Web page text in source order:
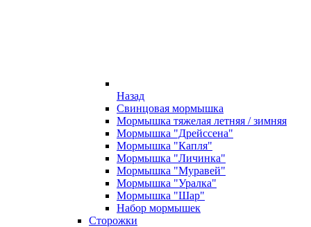
Назад
Свинцовая мормышка
Мормышка тяжелая летняя / зимняя
Мормышка "Дрейссена"
Мормышка "Капля"
Мормышка "Личинка"
Мормышка "Муравей"
Мормышка "Уралка"
Мормышка "Шар"
Набор мормышек
Сторожки